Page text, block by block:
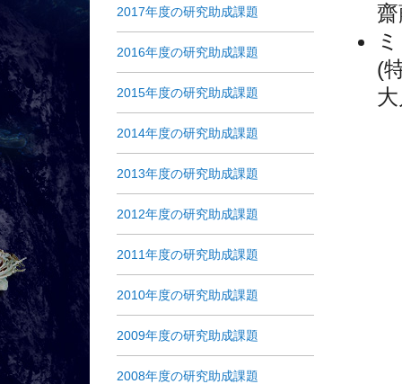
2017年度の研究助成課題
2016年度の研究助成課題
2015年度の研究助成課題
2014年度の研究助成課題
2013年度の研究助成課題
2012年度の研究助成課題
2011年度の研究助成課題
2010年度の研究助成課題
2009年度の研究助成課題
2008年度の研究助成課題
(